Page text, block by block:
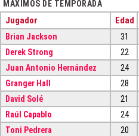
MÁXIMOS DE TEMPORADA
Jugador Edad
Brian Jackson 31
Derek Strong
22
Juan Antonio Hernández
24
Granger Hall
28
David Solé
21
Raúl Capablo
24
Toni Pedrera
20